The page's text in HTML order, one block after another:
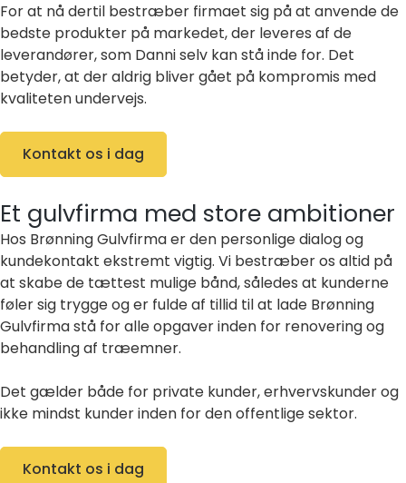
For at nå dertil bestræber firmaet sig på at anvende de
bedste produkter på markedet, der leveres af de
leverandører, som Danni selv kan stå inde for. Det
betyder, at der aldrig bliver gået på kompromis med
kvaliteten undervejs.
Kontakt os i dag
Et gulvfirma med store ambitioner
Hos Brønning Gulvfirma er den personlige dialog og
kundekontakt ekstremt vigtig. Vi bestræber os altid på
at skabe de tættest mulige bånd, således at kunderne
føler sig trygge og er fulde af tillid til at lade Brønning
Gulvfirma stå for alle opgaver inden for renovering og
behandling af træemner.
Det gælder både for private kunder, erhvervskunder og
ikke mindst kunder inden for den offentlige sektor.
Kontakt os i dag